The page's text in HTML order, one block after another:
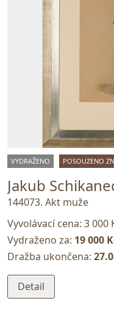
VYDRAŽENO POSOUZENO
Jakub
144073. Akt muže
Vyvolávací cena: 3 000
Vydraženo za: 19 000
Dražba ukončena:
Detail